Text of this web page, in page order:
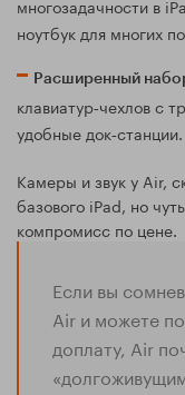
многозадачности в
ноутбук для многих
Расширенный
клавиатур‑чехлов с
удобные док‑станции.
Камеры и звук у Air,
базового iPad, но
компромисс по цене.
Если вы
Air и можете
доплату, Air